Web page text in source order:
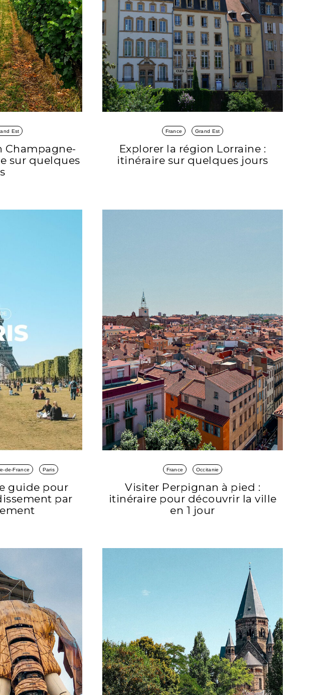
Est
Champagne-
sur quelques
France Grand Est
Explorer la région Lorraine :
itinéraire sur quelques jours
Île-de-France Paris
guide pour
par
France Occitanie
Visiter Perpignan à pied :
itinéraire pour découvrir la ville
en 1 jour